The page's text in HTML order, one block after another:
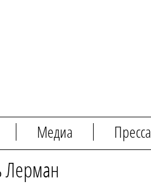
Медиа Пресса
Лерман